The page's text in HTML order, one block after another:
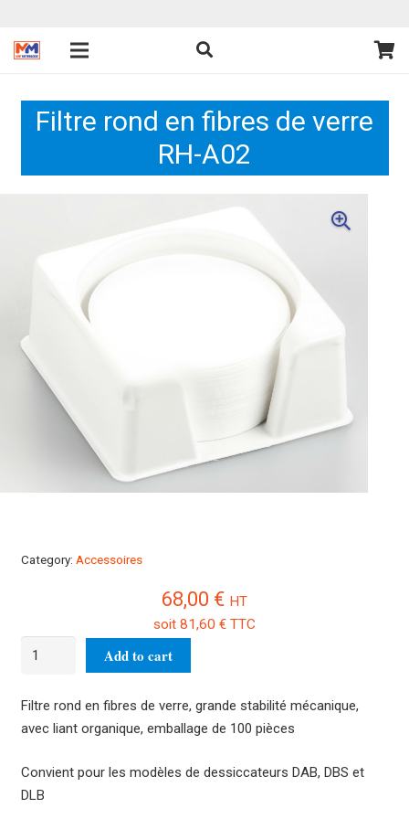
Filtre rond en fibres de verre
RH-A02
Category: Accessoires
68,00 € HT
soit 81,60 € TTC
Filtre
fibres
de
Add to cart
Filtre rond en fibres de verre, grande stabilité mécanique,
avec liant organique, emballage de 100 pièces
Convient pour les modèles de dessiccateurs DAB, DBS et
DLB